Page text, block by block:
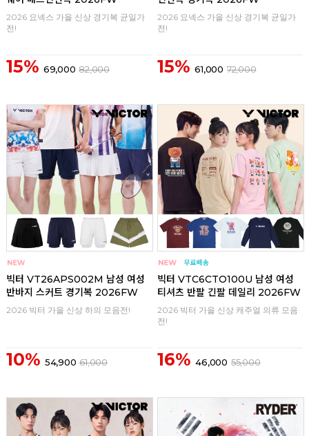
2026 요넥스 가을 신상 경기복 균일가
전!
15% 69,000 82,000
2026 요넥스 가을 신상 경기복 균일가
전!
15% 61,000 72,000
빅터 VT26APS002M 남성 여성
반바지 스커트 경기복 2026FW
2026 빅터 가을 신상 하의 모음전!
10% 54,900 61,000
빅터 VTC6CTO100U 남성 여성
티셔츠 반팔 긴팔 데일리 2026FW
2026 빅터 가을 신상 캐주얼 의류 모음
전!
16% 46,000 55,000